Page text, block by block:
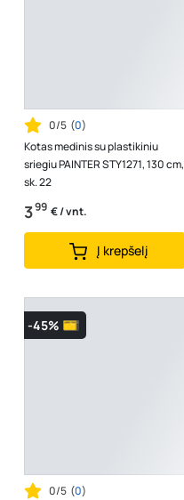
0/5 (0)
Kotas medinis su plastikiniu
sriegiu PAINTER STY1271, 130 cm,
sk. 22
399 € / vnt.
Į krepšelį
-45%
0/5 (0)